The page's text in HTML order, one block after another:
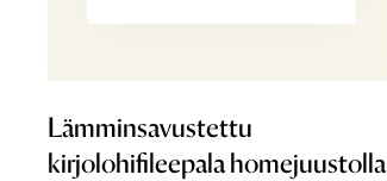
Lämminsavustettu
kirjolohifileepala homejuustolla